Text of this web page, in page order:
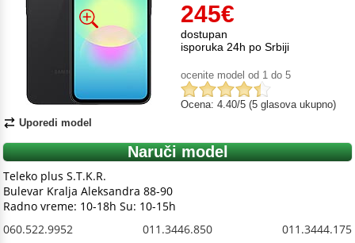
Uporedi model
245€
dostupan
isporuka 24h po Srbiji
ocenite model od 1 do 5
Ocena: 4.40/5 (5 glasova ukupno)
Naruči model
Teleko plus S.T.K.R.
Bulevar Kralja Aleksandra 88-90
Radno vreme: 10-18h Su: 10-15h
060.522.9952
011.3446.850 011.3444.175